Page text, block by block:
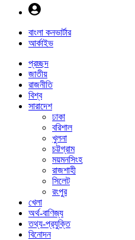
বাংলা কনভার্টার
আর্কাইভ
প্রচ্ছদ
জাতীয়
রাজনীতি
বিশ্ব
সারাদেশ
ঢাকা
বরিশাল
খুলনা
চট্টগ্রাম
ময়মনসিংহ
রাজশাহী
সিলেট
রংপুর
খেলা
অর্থ-বাণিজ্য
তথ্য-প্রযুক্তি
বিনোদন